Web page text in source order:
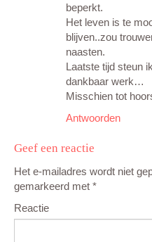
beperkt.
Het leven is te
blijven..zou
naasten.
Laatste tijd steun
dankbaar werk…
Misschien tot
Antwoorden
Geef een reactie
Het e-mailadres wordt niet
gemarkeerd met *
Reactie